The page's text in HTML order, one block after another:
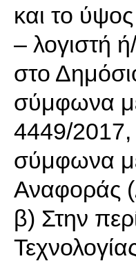
και το
– λογιστή
στο
σύμφωνα
4449/2017,
σύμφωνα
Αναφοράς
β) Στην